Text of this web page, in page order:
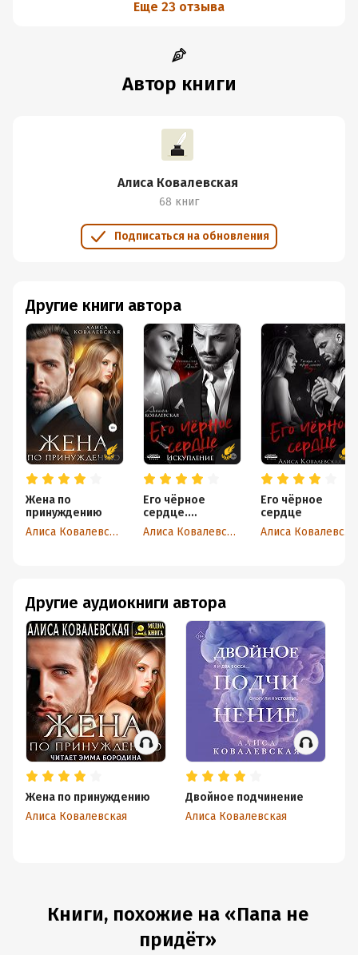
Еще 23 отзыва
Автор книги
Алиса Ковалевская
68 книг
Подписаться на обновления
Другие книги автора
Жена по
принуждению
Алиса Ковалевская
Его чёрное
сердце.
Искупление
Алиса Ковалевская
Его чёрное
сердце
Алиса Ковалевская
Другие аудиокниги автора
Жена по принуждению
Алиса Ковалевская
Двойное подчинение
Алиса Ковалевская
Книги, похожие на «Папа не
придёт»